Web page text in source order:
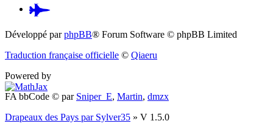
Pardus.at
(S’ouvre
nouvel
Développé parphpBB® Forum Software © phpBB Limited
Traduction française officielle © Qiaeru
Powered by
FA bbCode © par Sniper_E, Martin, dmzx
Drapeaux des Pays par Sylver35 » V 1.5.0